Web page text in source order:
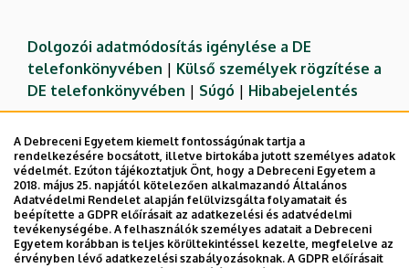
Dolgozói adatmódosítás igénylése a DE
telefonkönyvében | Külső személyek rögzítése a
DE telefonkönyvében | Súgó | Hibabejelentés
A Debreceni Egyetem kiemelt fontosságúnak tartja a
rendelkezésére bocsátott, illetve birtokába jutott személyes adatok
védelmét. Ezúton tájékoztatjuk Önt, hogy a Debreceni Egyetem a
2018. május 25. napjától kötelezően alkalmazandó Általános
Adatvédelmi Rendelet alapján felülvizsgálta folyamatait és
beépítette a GDPR előírásait az adatkezelési és adatvédelmi
tevékenységébe. A felhasználók személyes adatait a Debreceni
Egyetem korábban is teljes körültekintéssel kezelte, megfelelve az
érvényben lévő adatkezelési szabályozásoknak. A GDPR előírásait